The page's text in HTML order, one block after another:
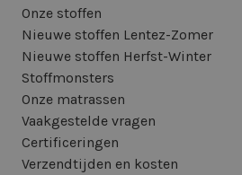
Onze stoffen
Nieuwe stoffen Lentez-Zomer
Nieuwe stoffen Herfst-Winter
Stoffmonsters
Onze matrassen
Vaakgestelde vragen
Certificeringen
Verzendtijden en kosten